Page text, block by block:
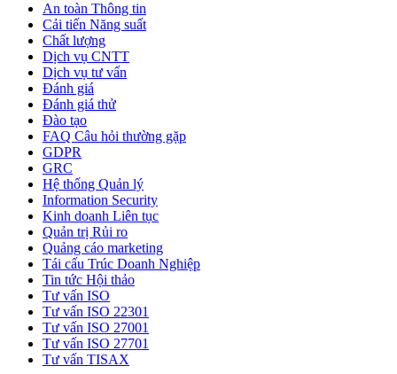
An toàn Thông tin
Cải tiến Năng suất
Chất lượng
Dịch vụ CNTT
Dịch vụ tư vấn
Đánh giá
Đánh giá thử
Đào tạo
FAQ Câu hỏi thường gặp
GDPR
GRC
Hệ thống Quản lý
Information Security
Kinh doanh Liên tục
Quản trị Rủi ro
Quảng cáo marketing
Tái cấu Trúc Doanh Nghiệp
Tin tức Hội thảo
Tư vấn ISO
Tư vấn ISO 22301
Tư vấn ISO 27001
Tư vấn ISO 27701
Tư vấn TISAX